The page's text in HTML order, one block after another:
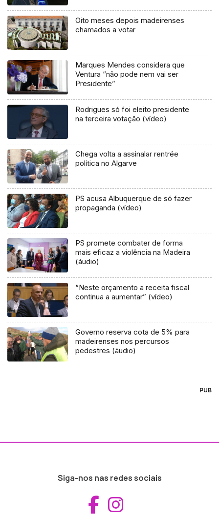
Oito meses depois madeirenses
chamados a votar
Marques Mendes considera que
Ventura “não pode nem vai ser
Presidente”
Rodrigues só foi eleito presidente
na terceira votação (vídeo)
Chega volta a assinalar rentrée
política no Algarve
PS acusa Albuquerque de só fazer
propaganda (vídeo)
PS promete combater de forma
mais eficaz a violência na Madeira
(áudio)
“Neste orçamento a receita fiscal
continua a aumentar” (vídeo)
Governo reserva cota de 5% para
madeirenses nos percursos
pedestres (áudio)
PUB
Siga-nos nas redes sociais
Aceder ao